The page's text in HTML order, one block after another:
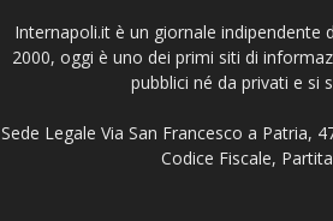
Internapoli.it è un giornale
2000, oggi è uno dei primi siti di
pubblici né da privati e si
Sede Legale Via San Francesco a Patria,
Codice Fiscale,